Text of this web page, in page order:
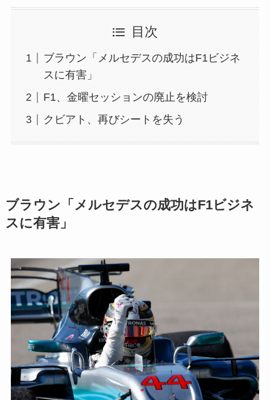
目次
ブラウン「メルセデスの成功はF1ビジネ
スに有害」
F1、金曜セッションの廃止を検討
クビアト、再びシートを失う
ブラウン「メルセデスの成功はF1ビジネ
スに有害」